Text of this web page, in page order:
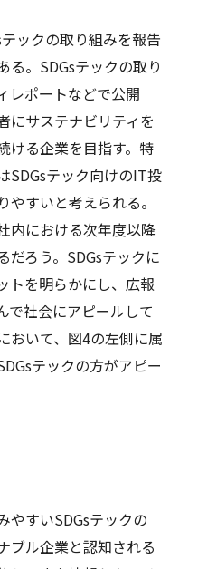
ックの取り組みを報告
る。SDGsテックの取り
レポートなどで公開
にサステナビリティを
ける企業を目指す。特
SDGsテック向けのIT投
すいと考えられる。
内における次年度以降
だろう。SDGsテックに
トを明らかにし、広報
で社会にアピールして
おいて、図4の左側に属
テックの方がアピー
やすいSDGsテックの
ブル企業と認知される